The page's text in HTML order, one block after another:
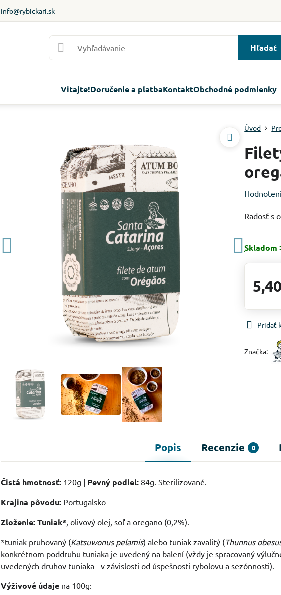
info@rybickari.sk
Hľadať
Vitajte!Doručenie a platbaKontaktObchodné podmienky
Úvod
Radosť s
Skladom
Pridať
Značka:
Popis Recenzie 0
Čistá hmotnosť: 120g | Pevný podiel: 84g. Sterilizované.
Krajina pôvodu: Portugalsko
Zloženie:Tuniak*, olivový olej, soľ a oregano (0,2%).
*tuniak pruhovaný (Katsuwonus pelamis) alebo tuniak zavalitý (Thunnus
konkrétnom poddruhu tuniaka je uvedený na balení (vždy je spracovaný
uvedených druhov tuniaka - v závislosti od úspešnosti rybolovu a sezónnosti).
Výživové údaje na 100g: